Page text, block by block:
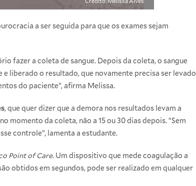
a ser seguida para que os exames sejam
fazer a coleta de sangue. Depois da coleta, o sangue
liberado o resultado, que novamente precisa ser levado
do paciente”, afirma Melissa.
, que quer dizer que a demora nos resultados levam a
momento da coleta, não a 15 ou 30 dias depois. “Sem
controle”, lamenta a estudante.
Point of Care. Um dispositivo que mede coagulação a
obtidos em segundos, pode ser realizado em qualquer